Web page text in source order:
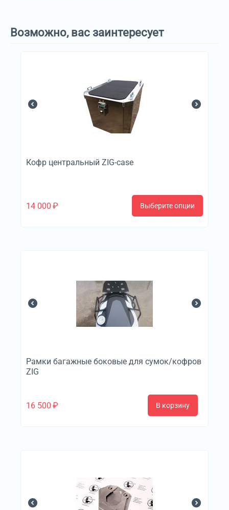
Возможно, вас заинтересует
Кофр центральный ZIG-case
14 000 ₽ Выберите опции
Рамки багажные боковые для сумок/кофров
ZIG
16 500 ₽ В корзину